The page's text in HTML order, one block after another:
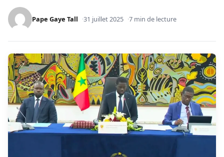
Pape Gaye Tall 31 juillet 2025 7 min de lecture